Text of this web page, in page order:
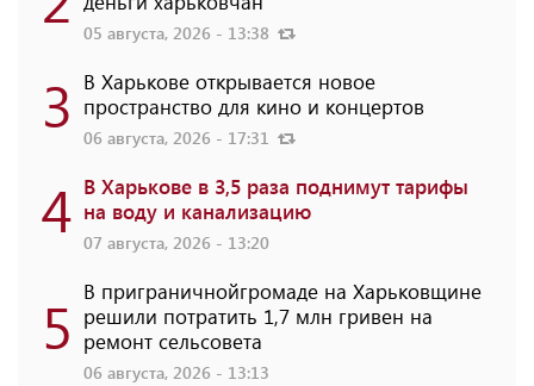
05 августа, 2026 - 13:38
3 В Харькове открывается новое
пространство для кино и концертов
06 августа, 2026 - 17:31
4 В Харькове в 3,5 раза поднимут тарифы
на воду и канализацию
07 августа, 2026 - 13:20
5 В приграничнойгромаде на Харьковщине
решили потратить 1,7 млн ​​гривен на
ремонт сельсовета
06 августа, 2026 - 13:13